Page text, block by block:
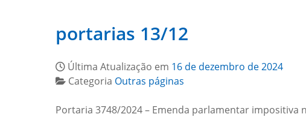
portarias 13/12
Última Atualização em 16 de dezembro de 2024
Categoria Outras páginas
Portaria 3748/2024 – Emenda parlamentar